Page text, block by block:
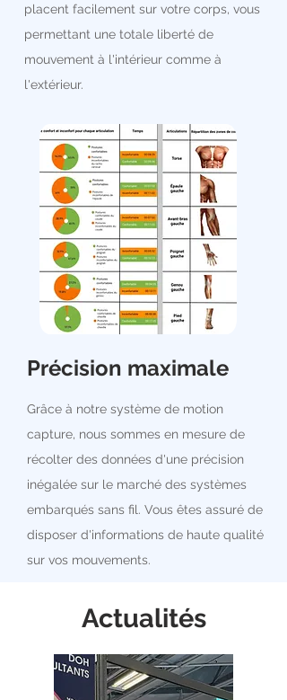
placent facilement sur votre corps, vous
permettant une totale liberté de
mouvement à l'intérieur comme à
l'extérieur.
Précision maximale
Grâce à notre système de motion
capture, nous sommes en mesure de
récolter des données d'une précision
inégalée sur le marché des systèmes
embarqués sans fil. Vous êtes assuré de
disposer d'informations de haute qualité
sur vos mouvements.
Actualités